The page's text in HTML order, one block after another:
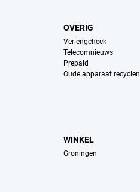
OVERIG
Verlengcheck
Telecomnieuws
Prepaid
Oude apparaat recyclen
WINKEL
Groningen